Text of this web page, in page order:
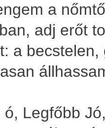
a
adj erőt
a
Legfőbb